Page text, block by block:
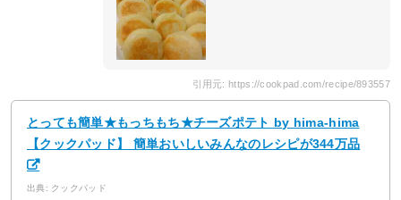
引用元: https://cookpad.com/recipe/893557
とっても簡単★もっちもち★チーズポテト by hima-hima
【クックパッド】 簡単おいしいみんなのレシピが344万品
出典: クックパッド